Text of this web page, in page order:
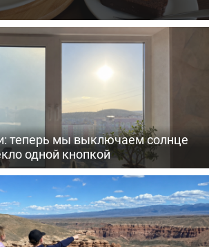
теперь мы выключаем солнце
одной кнопкой